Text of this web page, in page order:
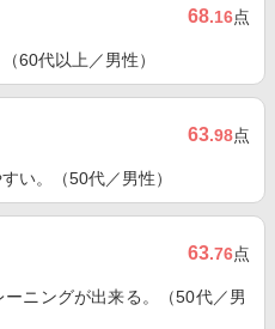
68.16点
60代以上／男性）
63.98点
い。（50代／男性）
63.76点
ニングが出来る。（50代／男